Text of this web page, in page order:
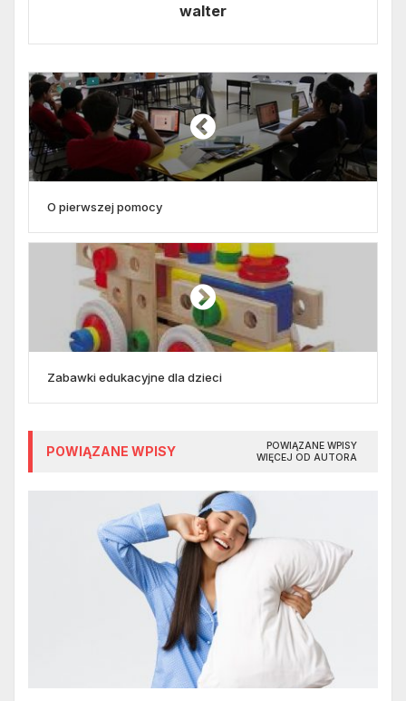
walter
O pierwszej pomocy
Zabawki edukacyjne dla dzieci
POWIĄZANE WPISY
POWIĄZANE WPISY
WIĘCEJ OD AUTORA